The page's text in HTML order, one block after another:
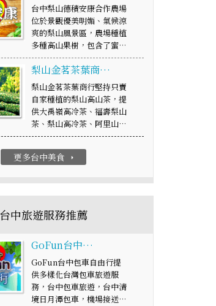
台中梨山德積安康合作農場
位於景觀優美明媚、氣候涼
爽的梨山風景區，農場種植
多種高山果樹，包含了蜜…
梨山金茗茶葉商…
梨山金茗茶葉商行堅持只賣
自家種植的梨山高山茶，提
供大禹嶺高冷茶、福壽梨山
茶、梨山高冷茶、阿里山…
更多台中美食 arrow_right
台中旅遊服務推薦
GoFun台中…
GoFun台中包車自由行提
供多樣化台灣包車旅遊服
務，台中包車旅遊，台中清
境日月潭包車，機場接送…